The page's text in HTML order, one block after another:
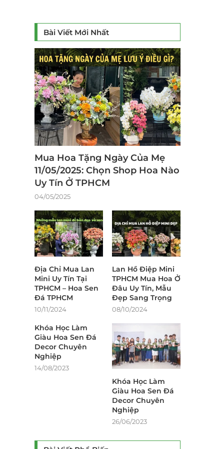
Bài Viết Mới Nhất
Mua Hoa Tặng Ngày Của Mẹ
11/05/2025: Chọn Shop Hoa Nào
Uy Tín Ở TPHCM
04/05/2025
Địa Chỉ Mua Lan
Mini Uy Tín Tại
TPHCM – Hoa Sen
Đá TPHCM
10/11/2024
Lan Hồ Điệp Mini
TPHCM Mua Hoa Ở
Đâu Uy Tín, Mẫu
Đẹp Sang Trọng
08/10/2024
Khóa Học Làm
Giàu Hoa Sen Đá
Decor Chuyên
Nghiệp
14/08/2023
Khóa Học Làm
Giàu Hoa Sen Đá
Decor Chuyên
Nghiệp
26/06/2023